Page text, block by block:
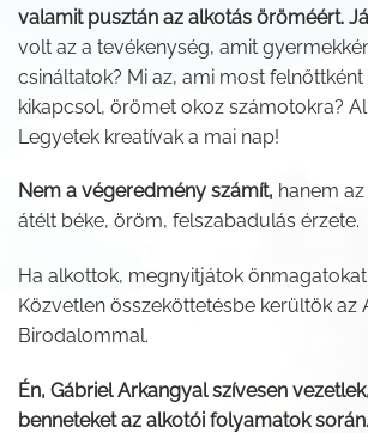
valamit pusztán az alkotás öröméért.
volt az a tevékenység, amit
csináltatok? Mi az, ami most
kikapcsol, örömet okoz számotokra?
Legyetek kreatívak a mai nap!
Nem a végeredmény számít, hanem
átélt béke, öröm, felszabadulás érzete.
Ha alkottok, megnyitjátok
Közvetlen összeköttetésbe kerültök az
Birodalommal.
Én, Gábriel Arkangyal szívesen
benneteket az alkotói folyamatok